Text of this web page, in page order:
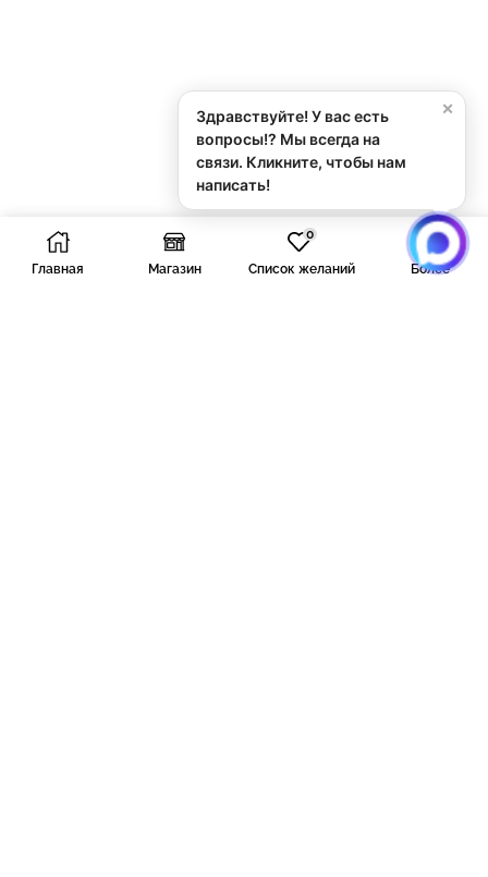
Главная Магазин
0
Список желаний Более
×
Здравствуйте! У вас есть
вопросы!? Мы всегда на
связи. Кликните, чтобы нам
написать!